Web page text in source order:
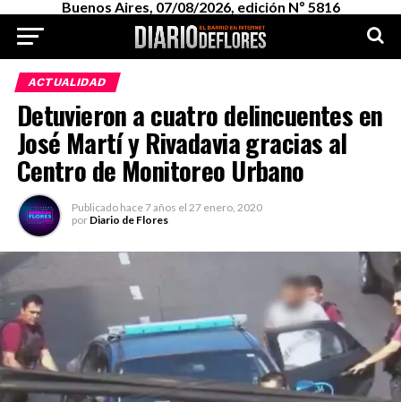
Buenos Aires, 07/08/2026, edición Nº 5816
ACTUALIDAD
Detuvieron a cuatro delincuentes en
José Martí y Rivadavia gracias al
Centro de Monitoreo Urbano
Publicado hace 7 años el 27 enero, 2020
por Diario de Flores